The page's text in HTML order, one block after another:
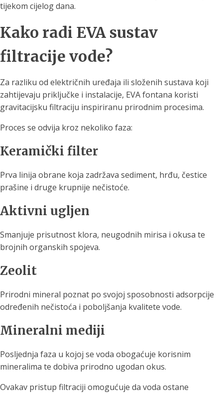
tijekom cijelog dana.
Kako radi EVA sustav
filtracije vode?
Za razliku od električnih uređaja ili složenih sustava koji
zahtijevaju priključke i instalacije, EVA fontana koristi
gravitacijsku filtraciju inspiriranu prirodnim procesima.
Proces se odvija kroz nekoliko faza:
Keramički filter
Prva linija obrane koja zadržava sediment, hrđu, čestice
prašine i druge krupnije nečistoće.
Aktivni ugljen
Smanjuje prisutnost klora, neugodnih mirisa i okusa te
brojnih organskih spojeva.
Zeolit
Prirodni mineral poznat po svojoj sposobnosti adsorpcije
određenih nečistoća i poboljšanja kvalitete vode.
Mineralni mediji
Posljednja faza u kojoj se voda obogaćuje korisnim
mineralima te dobiva prirodno ugodan okus.
Ovakav pristup filtraciji omogućuje da voda ostane